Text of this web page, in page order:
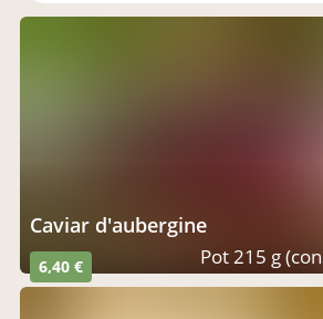
caviar d'aubergine
6,40 € Pot 215 g